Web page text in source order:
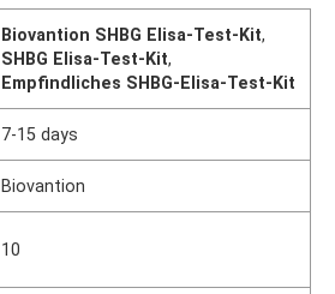
Biovantion SHBG Elisa-Test-Kit,
SHBG Elisa-Test-Kit,
Empfindliches SHBG-Elisa-Test-Kit
7-15 days
Biovantion
10